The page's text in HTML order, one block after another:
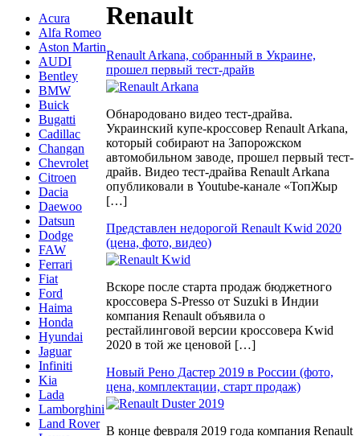
Acura
Alfa Romeo
Aston Martin
AUDI
Bentley
BMW
Buick
Bugatti
Cadillac
Changan
Chevrolet
Citroen
Dacia
Daewoo
Datsun
Dodge
FAW
Ferrari
Fiat
Ford
Haima
Honda
Hyundai
Jaguar
Infiniti
Kia
Lada
Lamborghini
Land Rover
Renault
Renault Arkana, собранный в Украине,
прошел первый тест-драйв
Обнародовано видео тест-драйва.
Украинский купе-кроссовер Renault Arkana,
который собирают на Запорожском
автомобильном заводе, прошел первый тест-
драйв. Видео тест-драйва Renault Arkana
опубликовали в Youtube-канале «ТопЖыр
[…]
Представлен недорогой Renault Kwid 2020
(цена, фото, видео)
Вскоре после старта продаж бюджетного
кроссовера S-Presso от Suzuki в Индии
компания Renault объявила о
рестайлинговой версии кроссовера Kwid
2020 в той же ценовой […]
Новый Рено Дастер 2019 в России (фото,
цена, комплектации, старт продаж)
В конце февраля 2019 года компания Renault